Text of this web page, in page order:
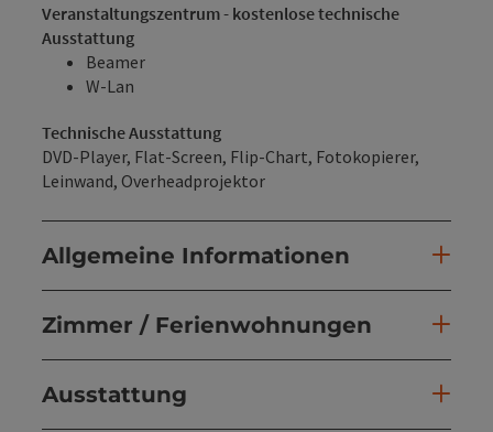
Veranstaltungszentrum - kostenlose technische
Ausstattung
Beamer
W-Lan
Technische Ausstattung
DVD-Player, Flat-Screen, Flip-Chart, Fotokopierer,
Leinwand, Overheadprojektor
Allgemeine Informationen
Zimmer / Ferienwohnungen
Ausstattung